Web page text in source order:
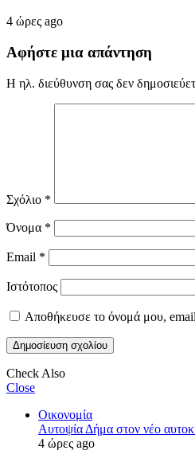
4 ώρες ago
Αφήστε μια απάντηση
Η ηλ. διεύθυνση σας δεν
Σχόλιο *
Όνομα *
Email *
Ιστότοπος
Αποθήκευσε το όνομά μου,
Check Also
Close
Οικονομία
Αυτοψία Δήμα στον νέο
4 ώρες ago